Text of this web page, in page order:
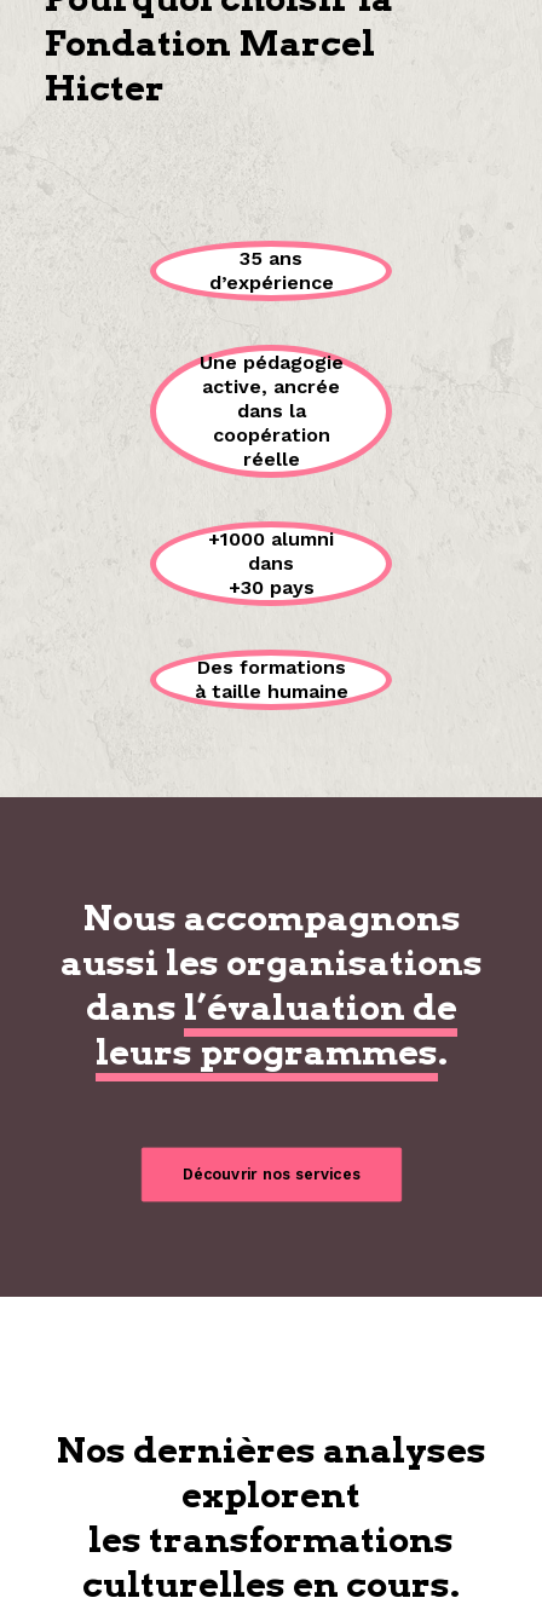
Fondation Marcel
Hicter
35 ans
d’expérience
Une pédagogie
active, ancrée
dans la
coopération
réelle
+1000 alumni
dans
+30 pays
Des formations
à taille humaine
Nous accompagnons
aussi les organisations
dans l’évaluation de
leurs programmes.
Découvrir nos services
Nos dernières analyses
explorent
les transformations
culturelles en cours.